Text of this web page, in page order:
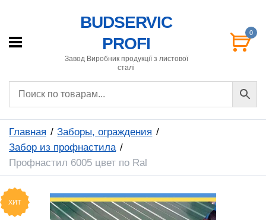
BUDSERVIC
PROFI
Завод Виробник продукції з листової
сталі
0
Главная
Заборы, ограждения
Забор из профнастила
Профнастил 6005 цвет по Ral
ХИТ